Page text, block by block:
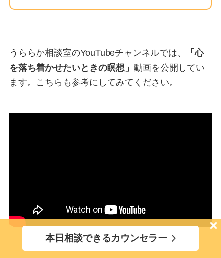
うららか相談室のYouTubeチャンネルでは、 「心
を落ち着かせたいときの瞑想 」動画を公開してい
ます。こちらも参考にしてみてください。
本日相談できるカウンセラー
×